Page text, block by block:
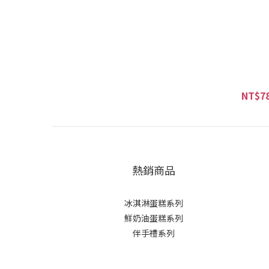
熱銷商品
冰淇淋蛋糕系列
鮮奶油蛋糕系列
伴手禮系列